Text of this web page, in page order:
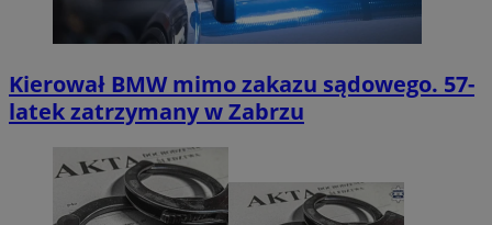
Kierował BMW mimo zakazu sądowego. 57-
latek zatrzymany w Zabrzu